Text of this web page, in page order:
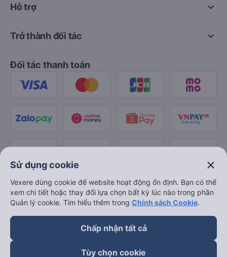
keyboard_arrow_down
Hỗ trợ
keyboard_arrow_down
Trở thành đối tác
Đối tác thanh toán
Sử dụng cookie close
Vexere dùng cookie để website hoạt động ổn định. Bạn có thể
xem chi tiết hoặc thay đổi lựa chọn bất kỳ lúc nào trong phần
Quản lý cookie. Tìm hiểu thêm trong Chính sách Cookie.
Chấp nhận tất cả
Tùy chọn cookie